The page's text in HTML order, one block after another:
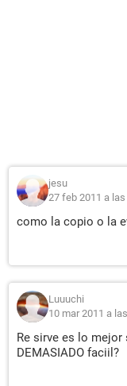
jesu
27 feb 2011 a
como la copio o la
Luuuchi
10 mar 2011 a
Re sirve es lo
DEMASIADO faciil?